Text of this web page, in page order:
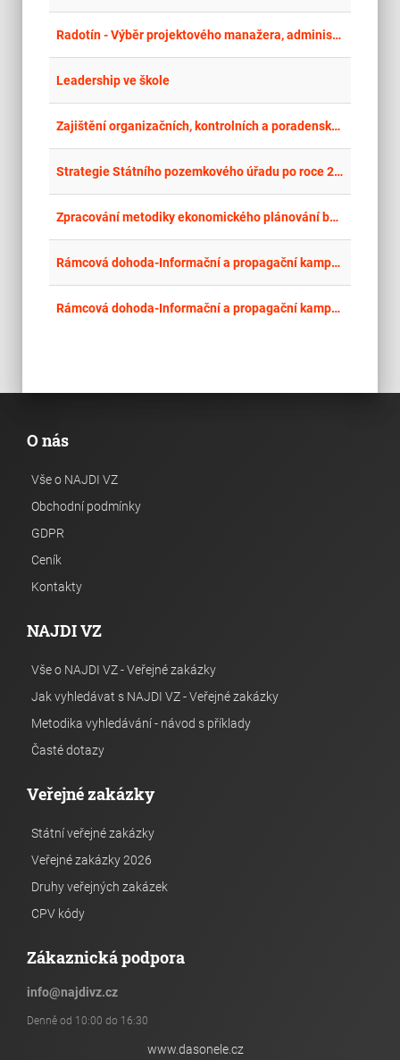
Radotín - Výběr projektového manažera, administrátora – Stavba radnice
Leadership ve škole
Zajištění organizačních, kontrolních a poradenských služeb pro BusinessInfo.cz 2026-2029
Strategie Státního pozemkového úřadu po roce 2026+
Zpracování metodiky ekonomického plánování bytového fondu pro obce
Rámcová dohoda-Informační a propagační kampaň na podporu evropských režimů kvality 2026-2029
Rámcová dohoda-Informační a propagační kampaň na podporu evropských režimů kvality 2026-2029
O nás
Vše o NAJDI VZ
Obchodní podmínky
GDPR
Ceník
Kontakty
NAJDI VZ
Vše o NAJDI VZ - Veřejné zakázky
Jak vyhledávat s NAJDI VZ - Veřejné zakázky
Metodika vyhledávání - návod s příklady
Časté dotazy
Veřejné zakázky
Státní veřejné zakázky
Veřejné zakázky 2026
Druhy veřejných zakázek
CPV kódy
Zákaznická podpora
info@najdivz.cz
Denně od 10:00 do 16:30
www.dasonele.cz